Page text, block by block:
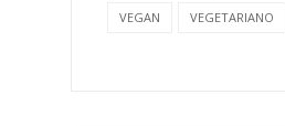
VEGAN VEGETARIANO